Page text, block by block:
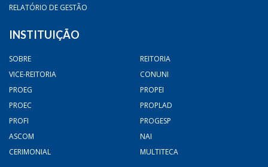
RELATÓRIO DE GESTÃO
INSTITUIÇÃO
SOBRE
REITORIA
VICE-REITORIA
CONUNI
PROEG
PROPEI
PROEC
PROPLAD
PROFI
PROGESP
ASCOM
NAI
CERIMONIAL
MULTITECA